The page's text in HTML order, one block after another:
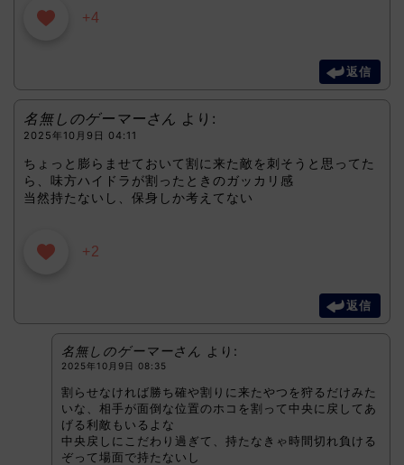
+4
返信
名無しのゲーマーさん より:
2025年10月9日 04:11
ちょっと膨らませておいて割に来た敵を刺そうと思ってた
ら、味方ハイドラが割ったときのガッカリ感
当然持たないし、保身しか考えてない
+2
返信
名無しのゲーマーさん より:
2025年10月9日 08:35
割らせなければ勝ち確や割りに来たやつを狩るだけみた
いな、相手が面倒な位置のホコを割って中央に戻してあ
げる利敵もいるよな
中央戻しにこだわり過ぎて、持たなきゃ時間切れ負ける
ぞって場面で持たないし